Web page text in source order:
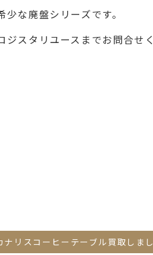
な廃盤シリーズです。
スタリユースまでお問合せ
リスコーヒーテーブル買取しまし